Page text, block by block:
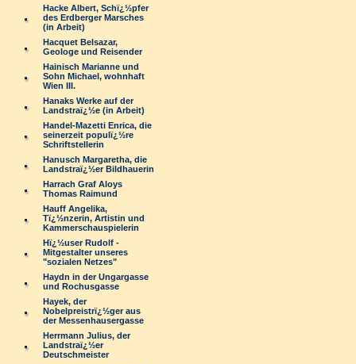
Hacke Albert, Schï¿½pfer
des Erdberger Marsches
(in Arbeit)
Hacquet Belsazar,
Geologe und Reisender
Hainisch Marianne und
Sohn Michael, wohnhaft
Wien III.
Hanaks Werke auf der
Landstraï¿½e (in Arbeit)
Handel-Mazetti Enrica, die
seinerzeit populï¿½re
Schriftstellerin
Hanusch Margaretha, die
Landstraï¿½er Bildhauerin
Harrach Graf Aloys
Thomas Raimund
Hauff Angelika,
Tï¿½nzerin, Artistin und
Kammerschauspielerin
Hï¿½user Rudolf -
Mitgestalter unseres
"sozialen Netzes"
Haydn in der Ungargasse
und Rochusgasse
Hayek, der
Nobelpreistrï¿½ger aus
der Messenhausergasse
Herrmann Julius, der
Landstraï¿½er
Deutschmeister